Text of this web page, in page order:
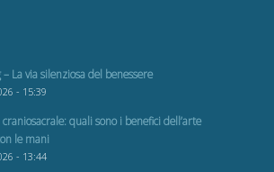
La via silenziosa del benessere
- 15:39
quali sono i benefici dell’arte
le mani
- 13:44